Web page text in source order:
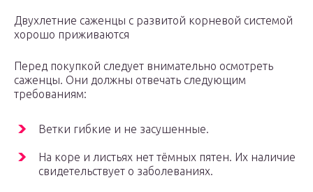
Двухлетние саженцы с развитой корневой системой
хорошо приживаются
Перед покупкой следует внимательно осмотреть
саженцы. Они должны отвечать следующим
требованиям:
Ветки гибкие и не засушенные.
На коре и листьях нет тёмных пятен. Их наличие
свидетельствует о заболеваниях.